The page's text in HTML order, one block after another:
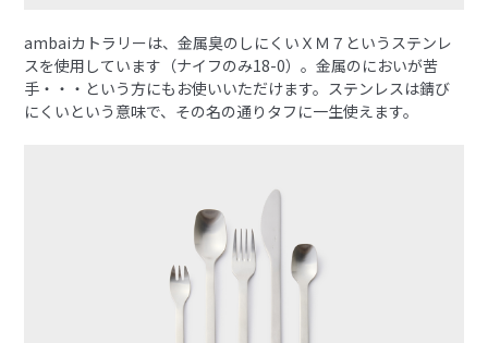
ambaiカトラリーは、金属臭のしにくいＸＭ７というステンレ
スを使用しています（ナイフのみ18-0）。金属のにおいが苦
手・・・という方にもお使いいただけます。ステンレスは錆び
にくいという意味で、その名の通りタフに一生使えます。